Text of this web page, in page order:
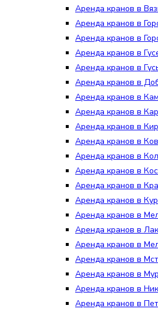
Аренда кранов в
Аренда кранов в
Аренда кранов в
Аренда кранов в
Аренда кранов в
Аренда кранов в
Аренда кранов в
Аренда кранов в
Аренда кранов в
Аренда кранов в
Аренда кранов в
Аренда кранов в
Аренда кранов в
Аренда кранов в
Аренда кранов в
Аренда кранов в
Аренда кранов в
Аренда кранов в
Аренда кранов в
Аренда кранов в
Аренда кранов в